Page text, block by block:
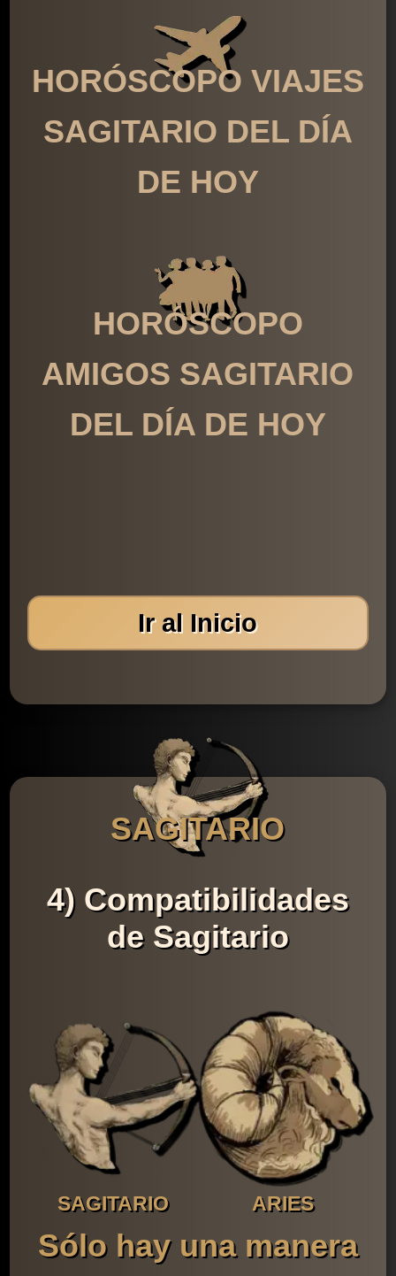
HORÓSCOPO VIAJES
SAGITARIO DEL DÍA
DE HOY
HORÓSCOPO
AMIGOS SAGITARIO
DEL DÍA DE HOY
Ir al Inicio
SAGITARIO
4) Compatibilidades
de Sagitario
SAGITARIO ARIES
Sólo hay una manera